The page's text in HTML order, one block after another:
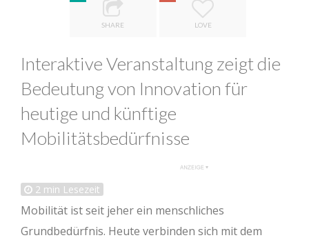
SHARE LOVE
Interaktive Veranstaltung zeigt die
Bedeutung von Innovation für
heutige und künftige
Mobilitätsbedürfnisse
2 min Lesezeit
Mobilität ist seit jeher ein menschliches
Grundbedürfnis. Heute verbinden sich mit dem